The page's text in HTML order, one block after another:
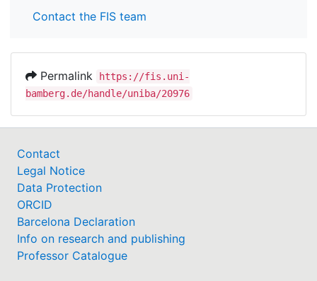
Contact the FIS team
Permalink
https://fis.uni-
bamberg.de/handle/uniba/20976
Contact
Legal Notice
Data Protection
ORCID
Barcelona Declaration
Info on research and publishing
Professor Catalogue